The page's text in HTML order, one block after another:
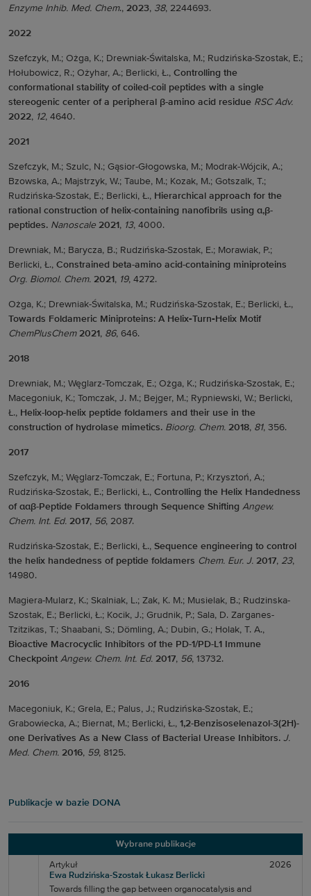
Enzyme Inhib. Med. Chem., 2023, 38, 2244693.
2022
Szefczyk, M.; Ożga, K.; Drewniak-Świtalska, M.; Rudzińska-Szostak, E.;
Hołubowicz, R.; Ożyhar, A.; Berlicki, Ł., Controlling the
conformational stability of coiled-coil peptides with a single
stereogenic center of a peripheral β-amino acid residue RSC Adv.
2022, 12, 4640.
2021
Szefczyk, M.; Szulc, N.; Gąsior-Głogowska, M.; Modrak-Wójcik, A.;
Bzowska, A.; Majstrzyk, W.; Taube, M.; Kozak, M.; Gotszalk, T.;
Rudzińska-Szostak, E.; Berlicki, Ł., Hierarchical approach for the
rational construction of helix-containing nanofibrils using α,β-
peptides. Nanoscale 2021 , 13, 4000.
Drewniak, M.; Barycza, B.; Rudzińska-Szostak, E.; Morawiak, P.;
Berlicki, Ł., Constrained beta-amino acid-containing miniproteins
Org. Biomol. Chem. 2021 , 19, 4272.
Ożga, K.; Drewniak-Świtalska, M.; Rudzińska-Szostak, E.; Berlicki, Ł.,
Towards Foldameric Miniproteins: A Helix‐Turn‐Helix Motif
ChemPlusChem 2021 , 86, 646.
2018
Drewniak, M.; Węglarz-Tomczak, E.; Ożga, K.; Rudzińska-Szostak, E.;
Macegoniuk, K.; Tomczak, J. M.; Bejger, M.; Rypniewski, W.; Berlicki,
Ł., Helix-loop-helix peptide foldamers and their use in the
construction of hydrolase mimetics. Bioorg. Chem. 2018, 81, 356.
2017
Szefczyk, M.; Węglarz-Tomczak, E.; Fortuna, P.; Krzysztoń, A.;
Rudzińska-Szostak, E.; Berlicki, Ł., Controlling the Helix Handedness
of ααβ-Peptide Foldamers through Sequence Shifting Angew.
Chem. Int. Ed. 2017, 56, 2087.
Rudzińska-Szostak, E.; Berlicki, Ł., Sequence engineering to control
the helix handedness of peptide foldamers Chem. Eur. J. 2017, 23,
14980.
Magiera-Mularz, K.; Skalniak, L.; Zak, K. M.; Musielak, B.; Rudzinska-
Szostak, E.; Berlicki, Ł.; Kocik, J.; Grudnik, P.; Sala, D. Zarganes-
Tzitzikas, T.; Shaabani, S.; Dömling, A.; Dubin, G.; Holak, T. A.,
Bioactive Macrocyclic Inhibitors of the PD-1/PD-L1 Immune
Checkpoint Angew. Chem. Int. Ed. 2017, 56, 13732.
2016
Macegoniuk, K.; Grela, E.; Palus, J.; Rudzińska-Szostak, E.;
Grabowiecka, A.; Biernat, M.; Berlicki, Ł., 1,2-Benzisoselenazol-3(2H)-
one Derivatives As a New Class of Bacterial Urease Inhibitors. J.
Med. Chem. 2016, 59, 8125.
Publikacje w bazie DONA
Wybrane publikacje
Artykuł
2026
Ewa Rudzińska-Szostak Łukasz Berlicki
Towards filling the gap between organocatalysis and